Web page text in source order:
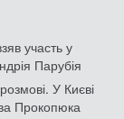
участь у
Парубія
У Києві
Прокопюка